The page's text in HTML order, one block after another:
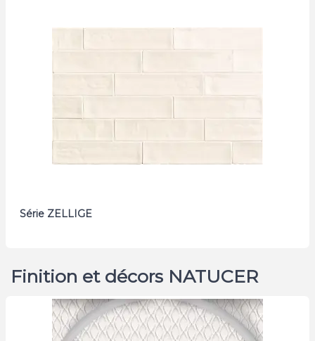
Série ZELLIGE
Finition et décors NATUCER